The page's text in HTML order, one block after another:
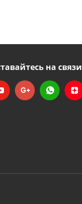
на связи